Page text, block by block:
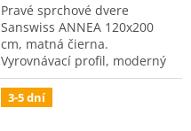
Pravé sprchové dvere
Sanswiss ANNEA 120x200
cm, matná čierna.
Vyrovnávací profil, moderný
dizajn, vysoká kvalita a
precízna montáž. Kód:
AN13D12000607.
3-5 dní